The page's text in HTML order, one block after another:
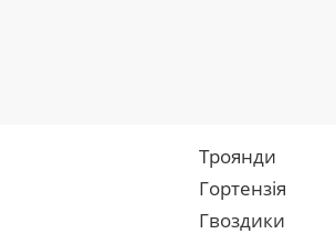
Троянди
Гортензія
Гвоздики